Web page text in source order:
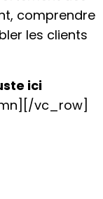
comprendre
les clients
ici
vc_row]